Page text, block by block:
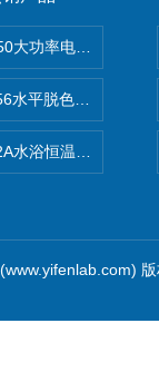
大功率电动搅拌器/
水平脱色摇床/振荡器
水浴恒温振荡器/恒